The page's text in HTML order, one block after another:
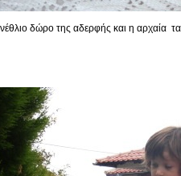
δώρο της αδερφής και η αρχαία